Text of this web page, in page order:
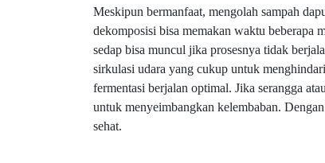
Meskipun bermanfaat, mengolah sampah
dekomposisi bisa memakan waktu beberapa
sedap bisa muncul jika prosesnya tidak
sirkulasi udara yang cukup untuk
fermentasi berjalan optimal. Jika serangga
untuk menyeimbangkan kelembaban.
sehat.